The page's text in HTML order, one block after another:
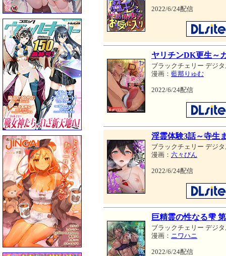
2022/6/24配信
ヤリチンDK更生～
ブラックチェリー デジ
漫画： 藍那りゅむ
2022/6/24配信
淫霊体験3話～寺生
ブラックチェリー デジ
漫画： 六々びん
2022/6/24配信
巨精霊の性なる雫
ブラックチェリー デジ
漫画： ニワハニ
2022/6/24配信